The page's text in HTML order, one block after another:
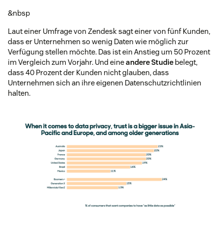
&nbsp
Laut einer Umfrage von Zendesk sagt einer von fünf Kunden,
dass er Unternehmen so wenig Daten wie möglich zur
Verfügung stellen möchte. Das ist ein Anstieg um 50 Prozent
im Vergleich zum Vorjahr. Und eineandere Studie belegt,
dass 40 Prozent der Kunden nicht glauben, dass
Unternehmen sich an ihre eigenen Datenschutzrichtlinien
halten.